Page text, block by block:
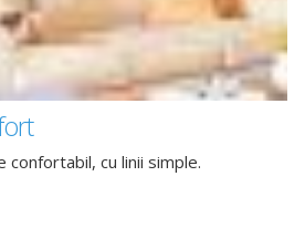
cu linii simple.